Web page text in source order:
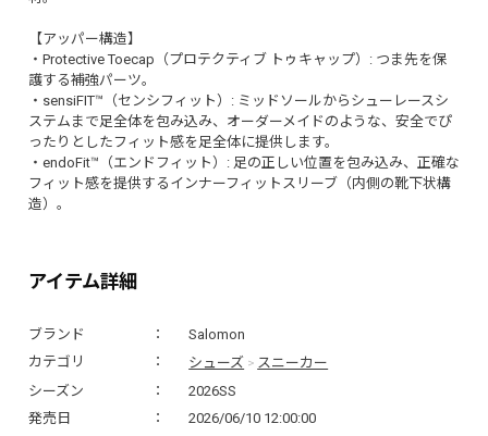
アイテム詳細
ブランド
Salomon
カテゴリ
シューズ > スニーカー
シーズン
2026SS
発売日
2026/06/10 12:00:00
【アッパー構造】
・Protective Toecap（プロテクティブ トゥキャップ）: つま先を保
護する補強パーツ。
・sensiFIT™（センシフィット）: ミッドソールからシューレースシ
ステムまで足全体を包み込み、オーダーメイドのような、安全でぴ
ったりとしたフィット感を足全体に提供します。
・endoFit™（エンドフィット）: 足の正しい位置を包み込み、正確な
フィット感を提供するインナーフィットスリーブ（内側の靴下状構
造）。